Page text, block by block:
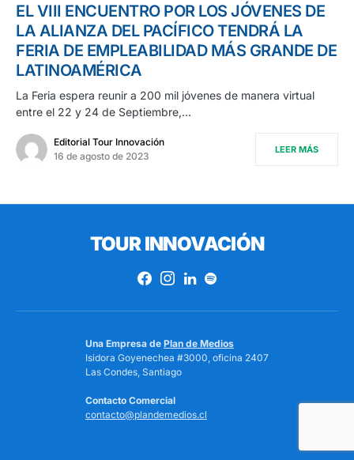
EL VIII ENCUENTRO POR LOS JÓVENES DE
LA ALIANZA DEL PACÍFICO TENDRÁ LA
FERIA DE EMPLEABILIDAD MÁS GRANDE DE
LATINOAMÉRICA
La Feria espera reunir a 200 mil jóvenes de manera virtual
entre el 22 y 24 de Septiembre,…
Editorial Tour Innovación
16 de agosto de 2023
LEER MÁS
TOUR INNOVACIÓN
Una Empresa de Plan de Medios
Isidora Goyenechea #3000, oficina 2407
Las Condes, Santiago
Contacto Comercial
contacto@plandemedios.cl